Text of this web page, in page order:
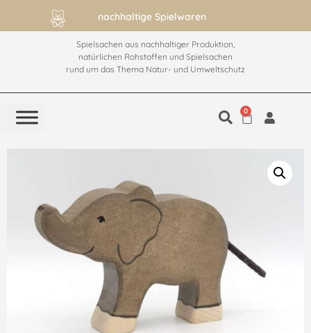
nachhaltige Spielwaren
Spielsachen aus nachhaltiger Produktion,
natürlichen Rohstoffen und Spielsachen
rund um das Thema Natur- und Umweltschutz
0